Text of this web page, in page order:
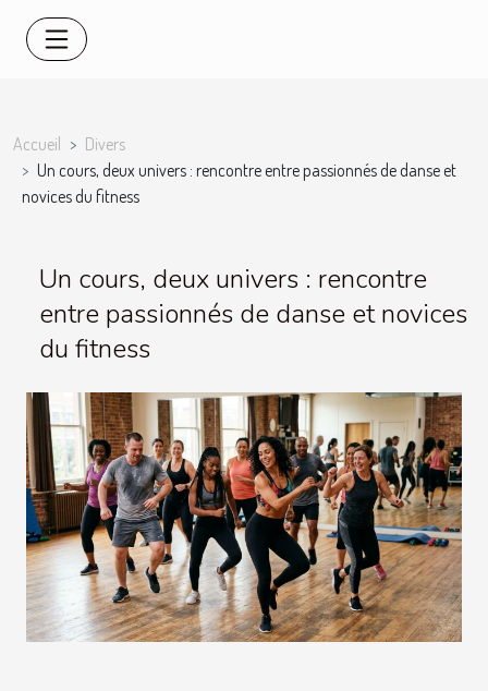
Accueil
Divers
Un cours, deux univers : rencontre entre passionnés de danse et
novices du fitness
Un cours, deux univers : rencontre
entre passionnés de danse et novices
du fitness